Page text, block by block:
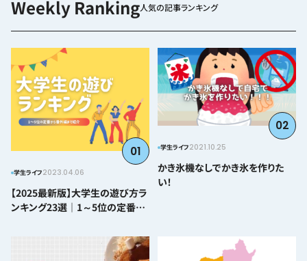
人気の記事ランキング
01
学生ライフ2023.04.06
【2025最新版】大学生の遊び方ラ
ンキング23選｜1～5位の定番か
02
学生ライフ2021.10.25
かき氷機なしでかき氷を作りた
い！